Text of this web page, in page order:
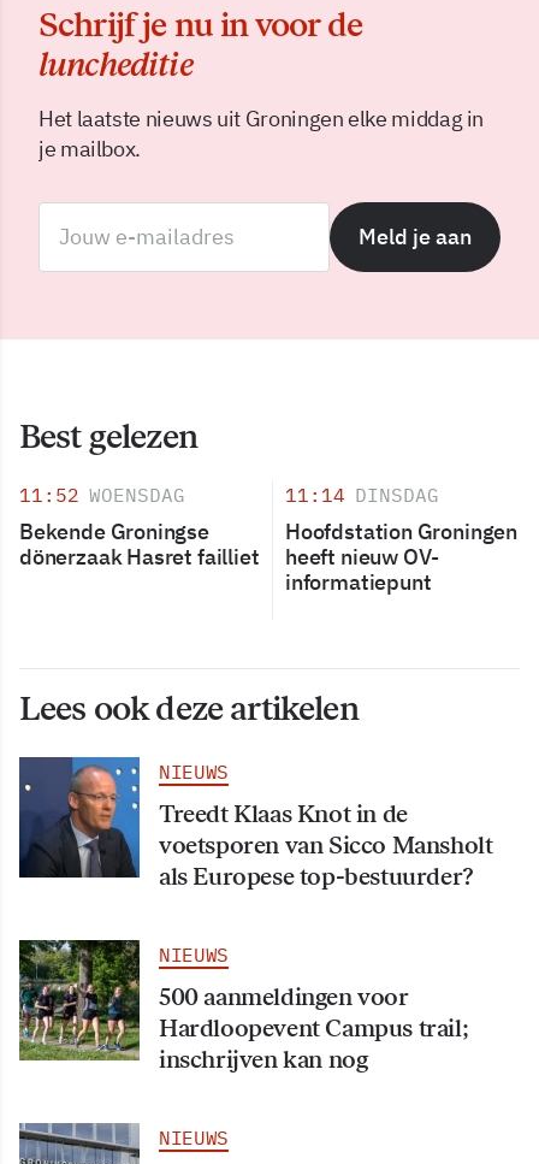
Schrijf je nu in voor de
luncheditie
Het laatste nieuws uit Groningen elke middag in
je mailbox.
Meld je aan
Best gelezen
11:52 WOENSDAG
Bekende Groningse
dönerzaak Hasret failliet
11:14 DINSDAG
Hoofdstation Groningen
heeft nieuw OV-
informatiepunt
Lees ook deze artikelen
NIEUWS
Treedt Klaas Knot in de
voetsporen van Sicco Mansholt
als Europese top-bestuurder?
NIEUWS
500 aanmeldingen voor
Hardloopevent Campus trail;
inschrijven kan nog
NIEUWS